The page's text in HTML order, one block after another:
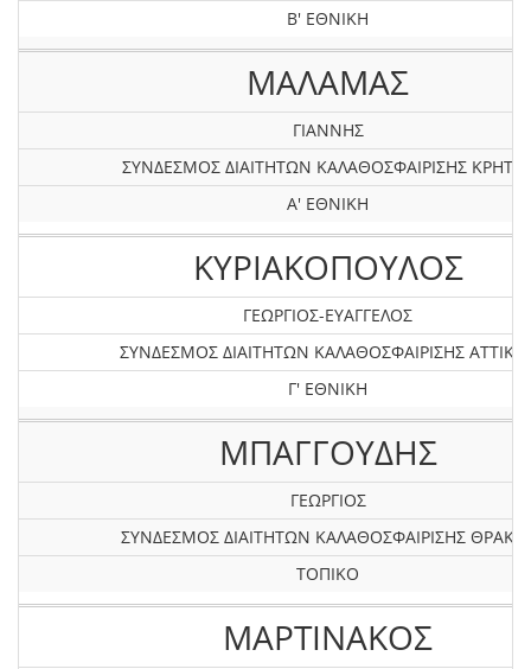
Β' ΕΘΝΙΚΗ
ΜΑΛΑΜΑΣ
ΓΙΑΝΝΗΣ
ΣΥΝΔΕΣΜΟΣ ΔΙΑΙΤΗΤΩΝ ΚΑΛΑΘΟΣΦΑΙΡΙΣΗΣ
Α' ΕΘΝΙΚΗ
ΚΥΡΙΑΚΟΠΟΥΛΟΣ
ΓΕΩΡΓΙΟΣ-ΕΥΑΓΓΕΛΟΣ
ΣΥΝΔΕΣΜΟΣ ΔΙΑΙΤΗΤΩΝ ΚΑΛΑΘΟΣΦΑΙΡΙΣΗΣ
Γ' ΕΘΝΙΚΗ
ΜΠΑΓΓΟΥΔΗΣ
ΓΕΩΡΓΙΟΣ
ΣΥΝΔΕΣΜΟΣ ΔΙΑΙΤΗΤΩΝ ΚΑΛΑΘΟΣΦΑΙΡΙΣΗΣ
ΤΟΠΙΚΟ
ΜΑΡΤΙΝΑΚΟΣ